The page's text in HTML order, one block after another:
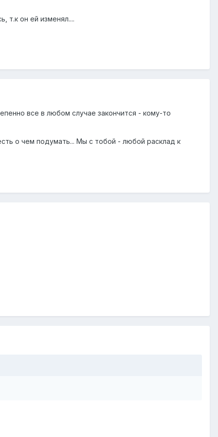
т.к он ей изменял....
все в любом случае закончится - кому-то
о чем подумать... Мы с тобой - любой расклад к